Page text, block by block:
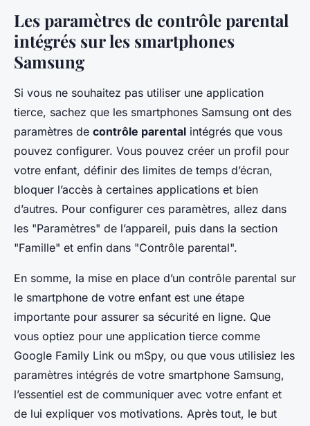
Les paramètres de contrôle parental
intégrés sur les smartphones
Samsung
Si vous ne souhaitez pas utiliser une application
tierce, sachez que les smartphones Samsung ont des
paramètres de contrôle parental intégrés que vous
pouvez configurer. Vous pouvez créer un profil pour
votre enfant, définir des limites de temps d’écran,
bloquer l’accès à certaines applications et bien
d’autres. Pour configurer ces paramètres, allez dans
les "Paramètres" de l’appareil, puis dans la section
"Famille" et enfin dans "Contrôle parental".
En somme, la mise en place d’un contrôle parental sur
le smartphone de votre enfant est une étape
importante pour assurer sa sécurité en ligne. Que
vous optiez pour une application tierce comme
Google Family Link ou mSpy, ou que vous utilisiez les
paramètres intégrés de votre smartphone Samsung,
l’essentiel est de communiquer avec votre enfant et
de lui expliquer vos motivations. Après tout, le but